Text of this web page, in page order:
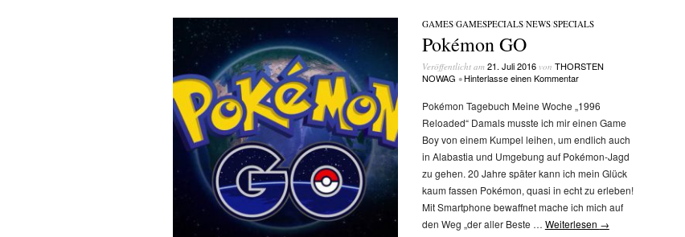
GAMES/GAMESPECIALS/NEWS/SPECIALS
Pokémon GO
Veröffentlicht am 21. Juli 2016von THORSTEN
NOWAG • Hinterlasse einen Kommentar
Pokémon Tagebuch Meine Woche „1996
Reloaded“ Damals musste ich mir einen Game
Boy von einem Kumpel leihen, um endlich auch
in Alabastia und Umgebung auf Pokémon-Jagd
zu gehen. 20 Jahre später kann ich mein Glück
kaum fassen Pokémon, quasi in echt zu erleben!
Mit Smartphone bewaffnet mache ich mich auf
den Weg „der aller Beste … Weiterlesen →